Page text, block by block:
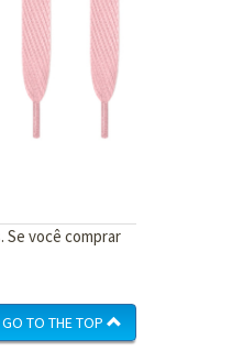
Se você comprar
GO TO THE TOP